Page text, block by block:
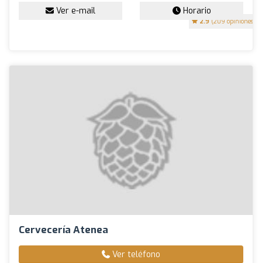
2.9 (209 opiniones)
Ver e-mail Horario
Cervecería Atenea
Ver teléfono